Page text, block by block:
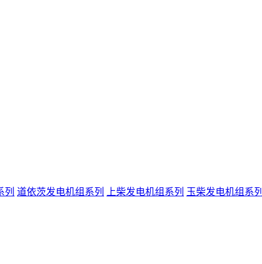
列 道依茨发电机组系列 上柴发电机组系列 玉柴发电机组系列